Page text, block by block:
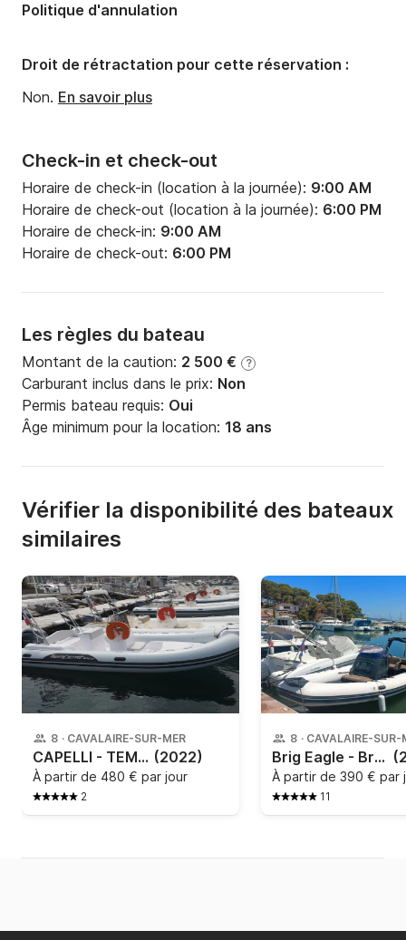
Check-in et check-out
Horaire de check-in (location à la journée): 9:00 AM
Horaire de check-out (location à la journée): 6:00 PM
Horaire de check-in: 9:00 AM
Horaire de check-out: 6:00 PM
Les règles du bateau
Montant de la caution: 2 500 € ?
Carburant inclus dans le prix: Non
Permis bateau requis: Oui
Âge minimum pour la location: 18 ans
Politique d'annulation
Droit de rétractation pour cette réservation :
Non. En savoir plus
Vérifier la disponibilité des bateaux
similaires
8 · CAVALAIRE-SUR-MER
CAPELLI - TEMPEST 630 (2022)
À partir de 480 € par jour
2
8 · CAVALAIRE-SUR-
Brig Eagle - Brig 650 Eagle
À partir de 390 € par
11